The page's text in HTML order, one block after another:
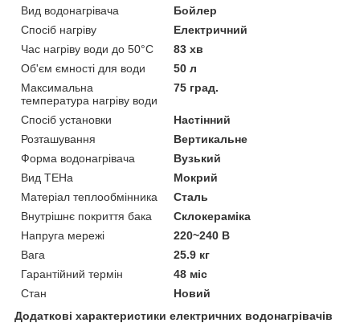
Вид водонагрівача
Бойлер
Спосіб нагріву
Електричний
Час нагріву води до 50°С
83 хв
Об'єм ємності для води
50 л
Максимальна
температура нагріву води
75 град.
Спосіб установки
Настінний
Розташування
Вертикальне
Форма водонагрівача
Вузький
Вид ТЕНа
Мокрий
Матеріал теплообмінника
Сталь
Внутрішнє покриття бака
Склокераміка
Напруга мережі
220~240 В
Вага
25.9 кг
Гарантійний термін
48 міс
Стан
Новий
Додаткові характеристики електричних водонагрівачів